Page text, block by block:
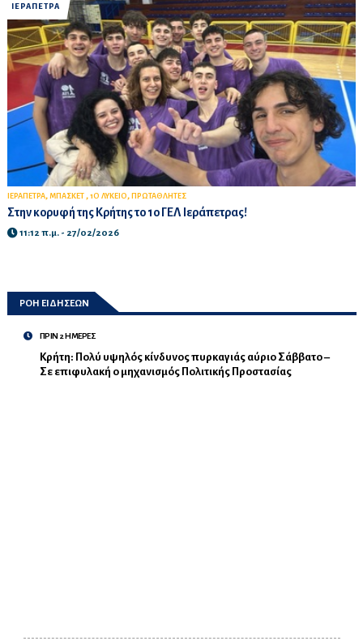
ΙΕΡΑΠΕΤΡΑ
ΙΕΡΑΠΕΤΡΑ, ΜΠΑΣΚΕΤ , 1Ο ΛΥΚΕΙΟ, ΠΡΩΤΑΘΛΗΤΕΣ
Στην κορυφή της Κρήτης το 1ο ΓΕΛ Ιεράπετρας!
11:12 π.μ. - 27/02/2026
ΡΟΗ ΕΙΔΗΣΕΩΝ
ΠΡΙΝ 2 ΗΜΕΡΕΣ
Κρήτη: Πολύ υψηλός κίνδυνος πυρκαγιάς αύριο Σάββατο –
Σε επιφυλακή ο μηχανισμός Πολιτικής Προστασίας